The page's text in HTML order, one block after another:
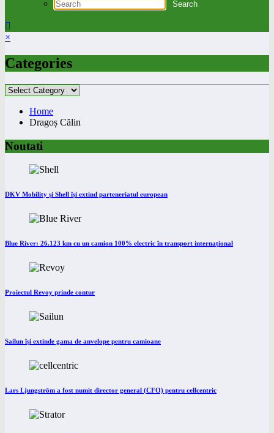
×
Categories
Categories
Home
Dragoș Călin
Noutati
DKV Mobility și Shell își extind parteneriatul european
Blue River: 26.123 km cu un camion 100% electric în transport internațional
Proiectul Revoy prinde contur
Sailun își extinde gama de anvelope pentru camioane
Lars Ljungström a fost numit director general (CFO) pentru cellcentric